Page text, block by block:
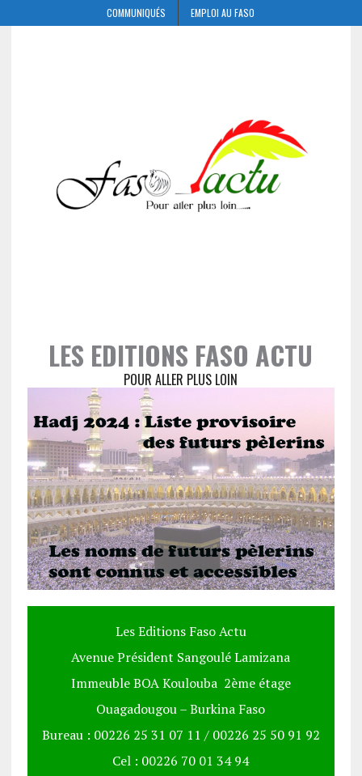
COMMUNIQUÉS EMPLOI AU FASO
LES EDITIONS FASO ACTU
POUR ALLER PLUS LOIN
Les Editions Faso Actu
Avenue Président Sangoulé Lamizana
Immeuble BOA Koulouba 2ème étage
Ouagadougou – Burkina Faso
Bureau : 00226 25 31 07 11 / 00226 25 50 91 92
Cel : 00226 70 01 34 94